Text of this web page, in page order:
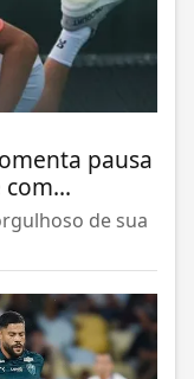
pausa
de sua